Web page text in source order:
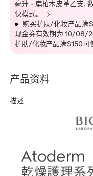
毫升 - 扁柏木皮革乙支.
快模式。
购买护肤/化妆产品满
现金券有效期为 10/08/
护肤/化妆产品满$150可
产品资料
描述